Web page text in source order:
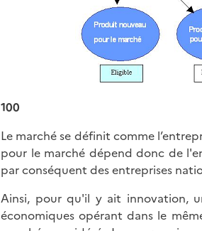
100
Le marché se définit comme
pour le marché dépend donc de
par conséquent des entreprises
Ainsi, pour qu'il y ait innovation,
économiques opérant dans le